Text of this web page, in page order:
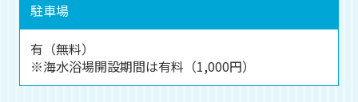
駐車場
有（無料）
※海水浴場開設期間は有料（1,000円）